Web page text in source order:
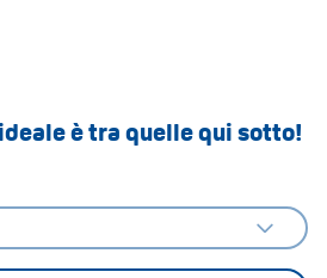
è tra quelle qui sotto!